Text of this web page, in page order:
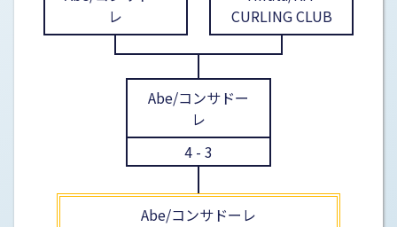
レ
CURLING CLUB
Abe/コンサドー
レ
4 - 3
Abe/コンサドーレ